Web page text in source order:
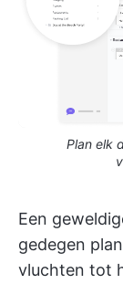
Plan elk
Een
gedegen
vluchten tot